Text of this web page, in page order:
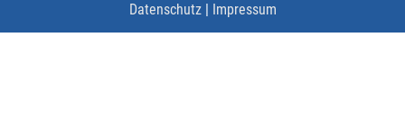
Datenschutz| Impressum